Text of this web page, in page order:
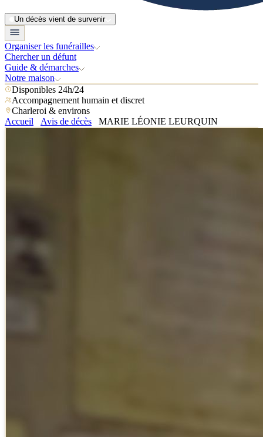
Un décès vient de survenir
Organiser les funérailles
Chercher un défunt
Guide & démarches
Notre maison
Disponibles 24h/24
Accompagnement humain et discret
Charleroi & environs
Accueil
Avis de décès MARIE LÉONIE LEURQUIN